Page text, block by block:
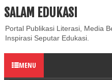
ABOUT CONTACT US
SALAM EDUKASI
Portal Publikasi Literasi, Media
Inspirasi Seputar Edukasi.
MENU